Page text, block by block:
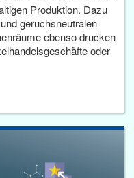
Produktion. Dazu
geruchsneutralen
ebenso drucken
oder